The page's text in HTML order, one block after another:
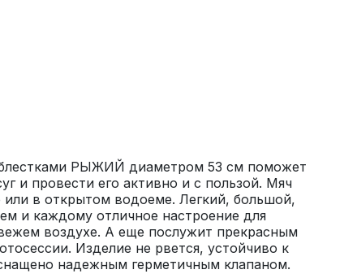
РЫЖИЙ диаметром 53 см поможет
и провести его активно и с пользой. Мяч
или в открытом водоеме. Легкий, большой,
и каждому отличное настроение для
воздухе. А еще послужит прекрасным
Изделие не рвется, устойчиво к
надежным герметичным клапаном.